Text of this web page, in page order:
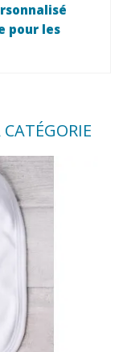
pour les